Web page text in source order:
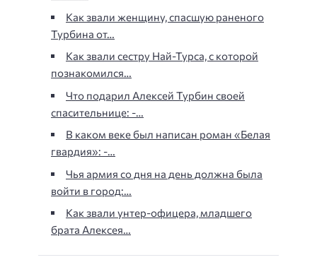
Как звали женщину, спасшую раненого
Турбина от…
Как звали сестру Най-Турса, с которой
познакомился…
Что подарил Алексей Турбин своей
спасительнице: -…
В каком веке был написан роман «Белая
гвардия»: -…
Чья армия со дня на день должна была
войти в город:…
Как звали унтер-офицера, младшего
брата Алексея…